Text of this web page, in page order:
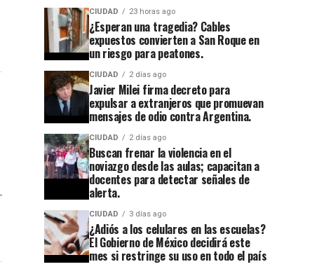
CIUDAD 23 horas ago
¿Esperan una tragedia? Cables
expuestos convierten a San Roque en
un riesgo para peatones.
CIUDAD 2 días ago
Javier Milei firma decreto para
expulsar a extranjeros que promuevan
mensajes de odio contra Argentina.
CIUDAD 2 días ago
Buscan frenar la violencia en el
noviazgo desde las aulas; capacitan a
docentes para detectar señales de
alerta.
CIUDAD 3 días ago
¿Adiós a los celulares en las escuelas?
El Gobierno de México decidirá este
mes si restringe su uso en todo el país
CIUDAD 1 semana ago
Guanajuato
se
apaga:
denuncian
abandono
en
Cuesta
China y
el
callejón
CIUDAD 4 semanas ago
Después
de 32
años,
Tribunal
cierra el
caso
contra el
exagente
del
CISEN
acusado